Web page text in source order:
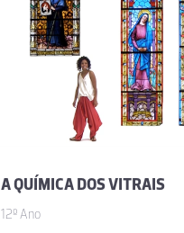
A QUÍMICA DOS VITRAIS
12º Ano